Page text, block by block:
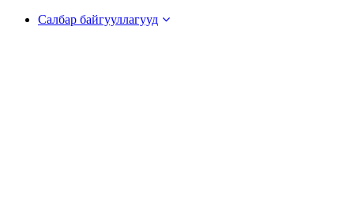
Салбар байгууллагууд